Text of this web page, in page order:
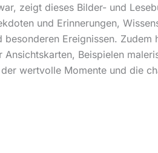
zeigt dieses Bilder- und
und Erinnerungen,
Ereignissen.
Beispielen
wertvolle Momente und die